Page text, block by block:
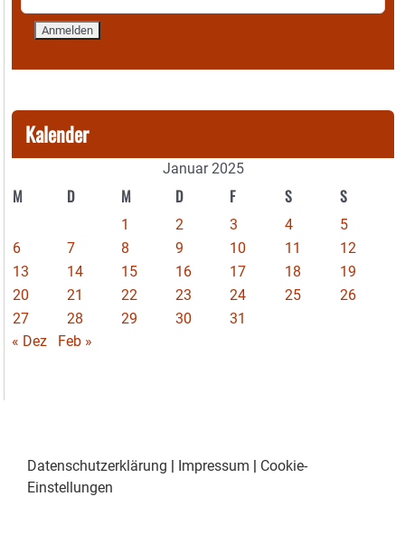
Kalender
Januar 2025
M D M D F S S
1 2 3 4
5
6
7 8 9 10 11
12
13
14 15 16 17 18
19
20
21 22 23 24 25
26
27
28 29 30
31
« Dez
Feb »
Datenschutzerklärung | Impressum | Cookie-
Einstellungen